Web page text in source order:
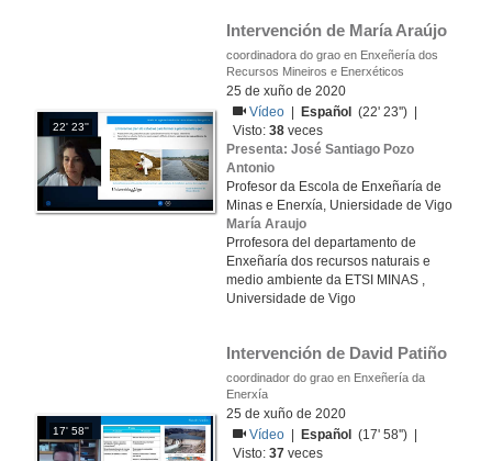
22' 23''
Intervención de María Araújo
coordinadora do grao en Enxeñería dos
Recursos Mineiros e Enerxéticos
25 de xuño de 2020
Vídeo
Español
(22' 23'') |
Visto:38 veces
Presenta: José Santiago Pozo
Antonio
Profesor da Escola de Enxeñaría de
Minas e Enerxía, Uniersidade de Vigo
María Araujo
Prrofesora del departamento de
Enxeñaría dos recursos naturais e
medio ambiente da ETSI MINAS ,
Universidade de Vigo
17' 58''
Intervención de David Patiño
coordinador do grao en Enxeñería da
Enerxía
25 de xuño de 2020
Vídeo
Español
(17' 58'') |
Visto:37 veces